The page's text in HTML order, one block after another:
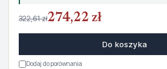
322,61 zł274,22 zł
Do koszyka
Dodaj do porównania